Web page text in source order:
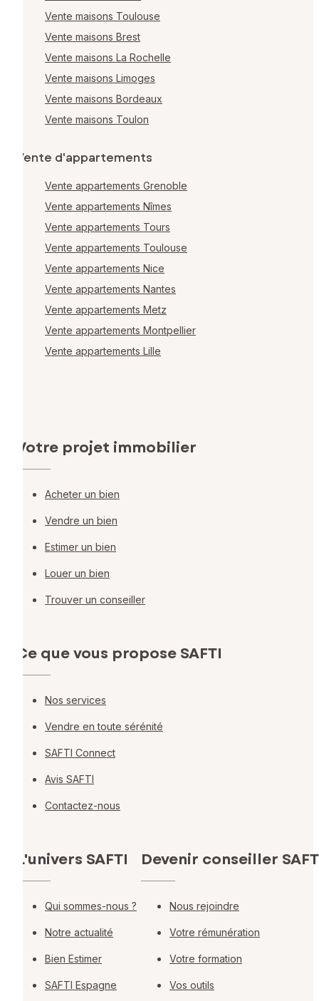
Vente maisons Toulouse
Vente maisons Brest
Vente maisons La Rochelle
Vente maisons Limoges
Vente maisons Bordeaux
Vente maisons Toulon
Vente d'appartements
Vente appartements Grenoble
Vente appartements Nîmes
Vente appartements Tours
Vente appartements Toulouse
Vente appartements Nice
Vente appartements Nantes
Vente appartements Metz
Vente appartements Montpellier
Vente appartements Lille
Votre projet immobilier
Acheter un bien
Vendre un bien
Estimer un bien
Louer un bien
Trouver un conseiller
Ce que vous propose SAFTI
Nos services
Vendre en toute sérénité
SAFTI Connect
Avis SAFTI
Contactez-nous
L'univers SAFTI
Qui sommes-nous ?
Notre actualité
Bien Estimer
SAFTI Espagne
Devenir conseiller
Nous rejoindre
Votre rémunération
Votre formation
Vos outils